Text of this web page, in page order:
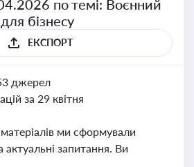
по темі: Воєнний
бізнесу
ЕКСПОРТ
джерел
за 29 квітня
ми сформували
актуальні запитання. Ви